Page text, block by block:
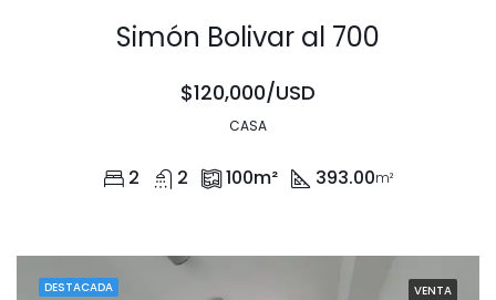
Simón Bolivar al 700
$120,000/USD
CASA
2 2 100m² 393.00m²
DESTACADA VENTA